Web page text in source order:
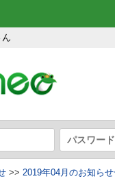
>> 2019年04月のお知ら